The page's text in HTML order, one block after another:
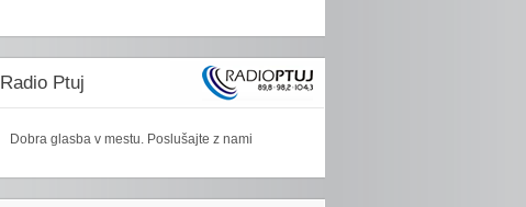
Radio Ptuj
Dobra glasba v mestu. Poslušajte z nami